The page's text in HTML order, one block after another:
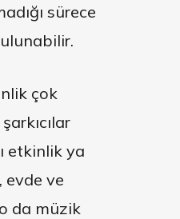
sürece
çok
etkinlik ya
evde ve
da müzik